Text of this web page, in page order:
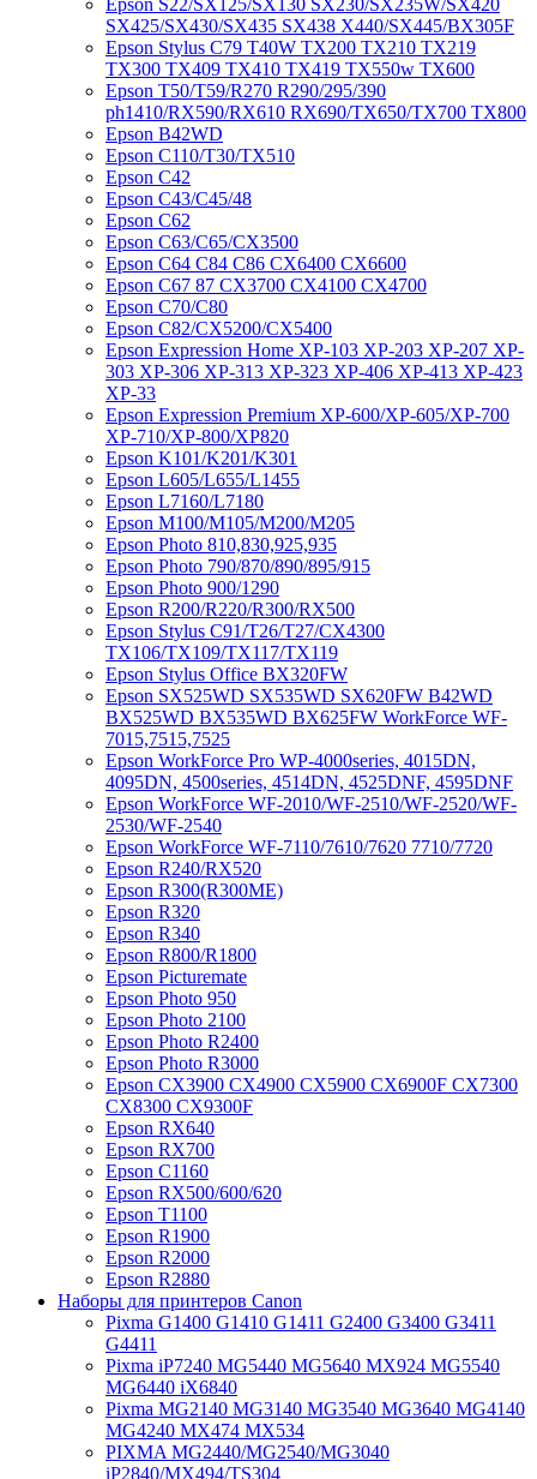
Epson S22/SX125/SX130 SX230/SX235W/SX420
SX425/SX430/SX435 SX438 X440/SX445/BX305F
Epson Stylus C79 T40W TX200 TX210 TX219
TX300 TX409 TX410 TX419 TX550w TX600
Epson T50/T59/R270 R290/295/390
ph1410/RX590/RX610 RX690/TX650/TX700 TX800
Epson B42WD
Epson C110/T30/TX510
Epson C42
Epson C43/C45/48
Epson C62
Epson C63/C65/CX3500
Epson C64 C84 C86 CX6400 CX6600
Epson C67 87 CX3700 CX4100 CX4700
Epson C70/C80
Epson C82/CX5200/CX5400
Epson Expression Home XP-103 XP-203 XP-207 XP-
303 XP-306 XP-313 XP-323 XP-406 XP-413 XP-423
XP-33
Epson Expression Premium XP-600/XP-605/XP-700
XP-710/XP-800/XP820
Epson K101/K201/K301
Epson L605/L655/L1455
Epson L7160/L7180
Epson M100/M105/M200/M205
Epson Photo 810,830,925,935
Epson Photo 790/870/890/895/915
Epson Photo 900/1290
Epson R200/R220/R300/RX500
Epson Stylus C91/T26/T27/CX4300
TX106/TX109/TX117/TX119
Epson Stylus Office BX320FW
Epson SX525WD SX535WD SX620FW B42WD
BX525WD BX535WD BX625FW WorkForce WF-
7015,7515,7525
Epson WorkForce Pro WP-4000series, 4015DN,
4095DN, 4500series, 4514DN, 4525DNF, 4595DNF
Epson WorkForce WF-2010/WF-2510/WF-2520/WF-
2530/WF-2540
Epson WorkForce WF-7110/7610/7620 7710/7720
Epson R240/RX520
Epson R300(R300ME)
Epson R320
Epson R340
Epson R800/R1800
Epson Picturemate
Epson Photo 950
Epson Photo 2100
Epson Photo R2400
Epson Photo R3000
Epson CX3900 CX4900 CX5900 CX6900F CX7300
CX8300 CX9300F
Epson RX640
Epson RX700
Epson C1160
Epson RX500/600/620
Epson T1100
Epson R1900
Epson R2000
Epson R2880
Наборы для принтеров Canon
Pixma G1400 G1410 G1411 G2400 G3400 G3411
G4411
Pixma iP7240 MG5440 MG5640 MX924 MG5540
MG6440 iX6840
Pixma MG2140 MG3140 MG3540 MG3640 MG4140
MG4240 MX474 MX534
PIXMA MG2440/MG2540/MG3040
iP2840/MX494/TS304